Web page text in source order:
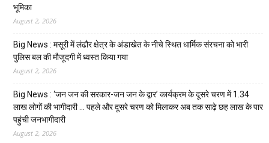
भूमिका
August 2, 2026
Big News : मसूरी में लंढौर क्षेत्र के अंडाखेत के नीचे स्थित धार्मिक संरचना को भारी
पुलिस बल की मौजूदगी में ध्वस्त किया गया
August 2, 2026
Big News : ‘जन जन की सरकार-जन जन के द्वार’ कार्यक्रम के दूसरे चरण में 1.34
लाख लोगों की भागीदारी … पहले और दूसरे चरण को मिलाकर अब तक साढ़े छह लाख के पार
पहुंची जनभागीदारी
August 2, 2026